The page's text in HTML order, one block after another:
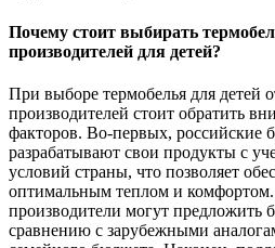
Почему стоит выбирать
производителей для детей?
При выборе термобелья для детей
производителей стоит обратить
факторов. Во-первых, российские
разрабатывают свои продукты с
условий страны, что позволяет
оптимальным теплом и
производители могут предложить
сравнению с зарубежными